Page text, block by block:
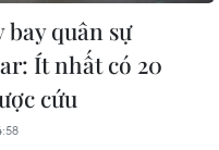
bay quân sự
Ít nhất có 20
cứu